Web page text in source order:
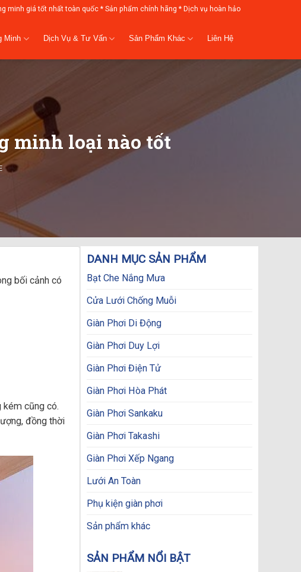
minh giá tốt nhất toàn quốc * Sản phẩm chính hãng * Dịch vụ hoàn hảo
Minh Dịch Vụ & Tư Vấn Sản Phẩm Khác Liên Hệ
minh loại nào tốt
bối cảnh có
kém cũng có.
đồng thời
DANH MỤC SẢN PHẨM
Bạt Che Nắng Mưa
Cửa Lưới Chống Muỗi
Giàn Phơi Di Động
Giàn Phơi Duy Lợi
Giàn Phơi Điện Tử
Giàn Phơi Hòa Phát
Giàn Phơi Sankaku
Giàn Phơi Takashi
Giàn Phơi Xếp Ngang
Lưới An Toàn
Phụ kiện giàn phơi
Sản phẩm khác
SẢN PHẨM NỔI BẬT